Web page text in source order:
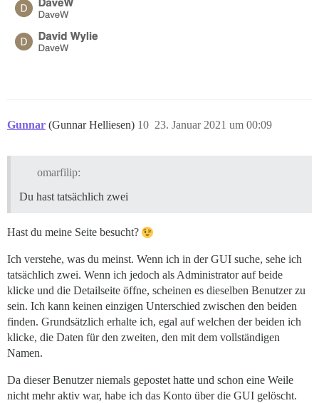
Gunnar (Gunnar Helliesen) 23. Januar 2021 um 00:09
10
omarfilip:
Du hast tatsächlich zwei
Hast du meine Seite besucht?
Ich verstehe, was du meinst. Wenn ich in der GUI suche, sehe ich
tatsächlich zwei. Wenn ich jedoch als Administrator auf beide
klicke und die Detailseite öffne, scheinen es dieselben Benutzer zu
sein. Ich kann keinen einzigen Unterschied zwischen den beiden
finden. Grundsätzlich erhalte ich, egal auf welchen der beiden ich
klicke, die Daten für den zweiten, den mit dem vollständigen
Namen.
Da dieser Benutzer niemals gepostet hatte und schon eine Weile
nicht mehr aktiv war, habe ich das Konto über die GUI gelöscht.